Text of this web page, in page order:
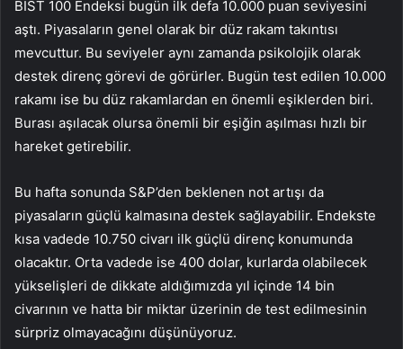
BIST 100 Endeksi bugün ilk defa 10.000 puan seviyesini
aştı. Piyasaların genel olarak bir düz rakam takıntısı
mevcuttur. Bu seviyeler aynı zamanda psikolojik olarak
destek direnç görevi de görürler. Bugün test edilen 10.000
rakamı ise bu düz rakamlardan en önemli eşiklerden biri.
Burası aşılacak olursa önemli bir eşiğin aşılması hızlı bir
hareket getirebilir.
Bu hafta sonunda S&P’den beklenen not artışı da
piyasaların güçlü kalmasına destek sağlayabilir. Endekste
kısa vadede 10.750 civarı ilk güçlü direnç konumunda
olacaktır. Orta vadede ise 400 dolar, kurlarda olabilecek
yükselişleri de dikkate aldığımızda yıl içinde 14 bin
civarının ve hatta bir miktar üzerinin de test edilmesinin
sürpriz olmayacağını düşünüyoruz.